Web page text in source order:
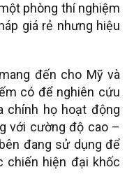
phòng thí nghiệm
giá rẻ nhưng hiệu
đến cho Mỹ và
có để nghiên cứu
chính họ hoạt động
với cường độ cao –
đang sử dụng để
chiến hiện đại khốc